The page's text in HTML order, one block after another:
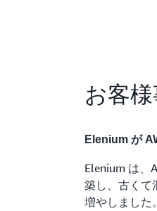
お客
Elenium が
Elenium は、
築し、古くて
増やしました。